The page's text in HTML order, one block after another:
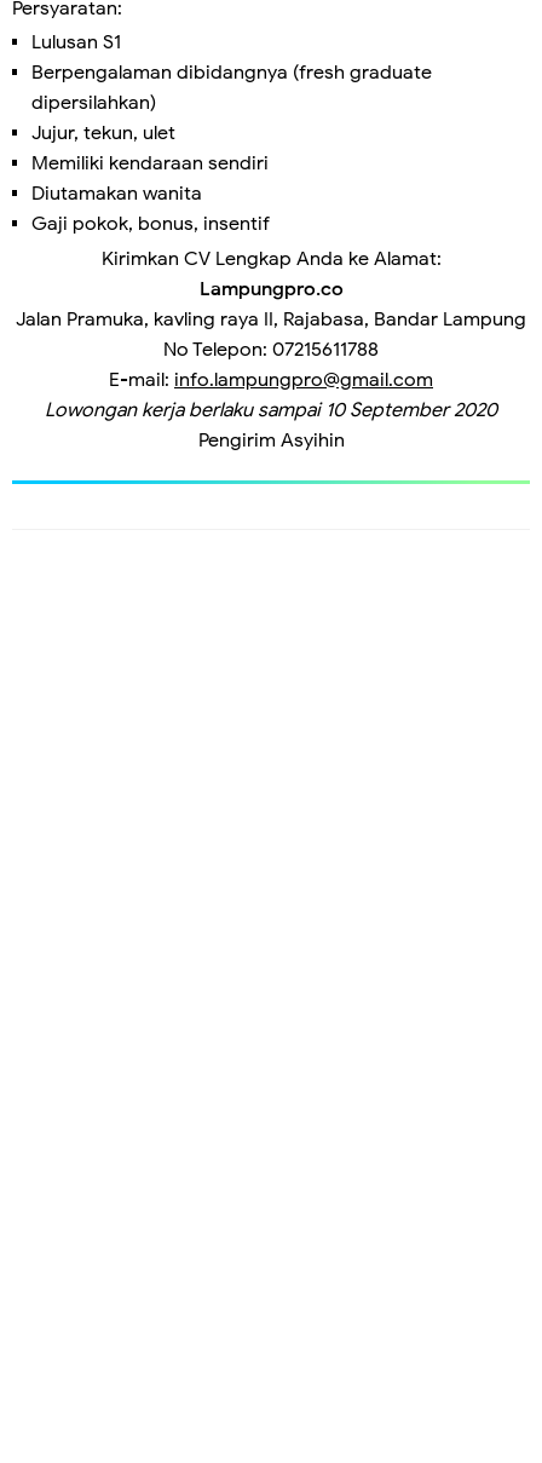
Persyaratan:
Lulusan S1
Berpengalaman dibidangnya (fresh graduate
dipersilahkan)
Jujur, tekun, ulet
Memiliki kendaraan sendiri
Diutamakan wanita
Gaji pokok, bonus, insentif
Kirimkan CV Lengkap Anda ke Alamat:
Lampungpro.co
Jalan Pramuka, kavling raya II, Rajabasa, Bandar Lampung
No Telepon: 07215611788
E-mail: info.lampungpro@gmail.com
Lowongan kerja berlaku sampai 10 September 2020
Pengirim Asyihin